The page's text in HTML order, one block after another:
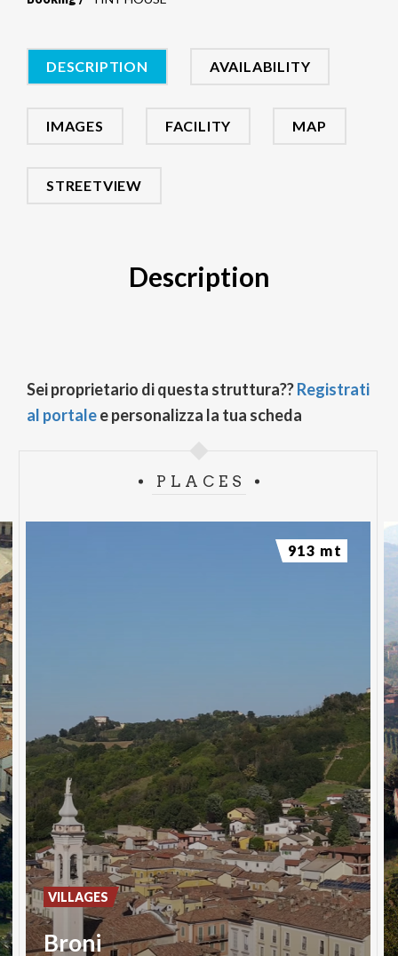
DESCRIPTION AVAILABILITY
IMAGES FACILITY MAP
STREETVIEW
Description
Sei proprietario di questa struttura??Registrati
al portalee personalizza la tua scheda
PLACES
Broni
VILLAGES
913 mt